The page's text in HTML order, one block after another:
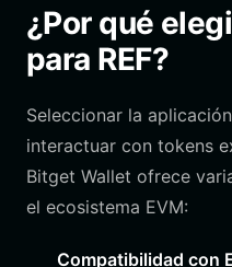
¿Por qué
para REF?
Seleccionar la
interactuar con tokens
Bitget Wallet ofrece
el ecosistema EVM:
Compatibilidad con